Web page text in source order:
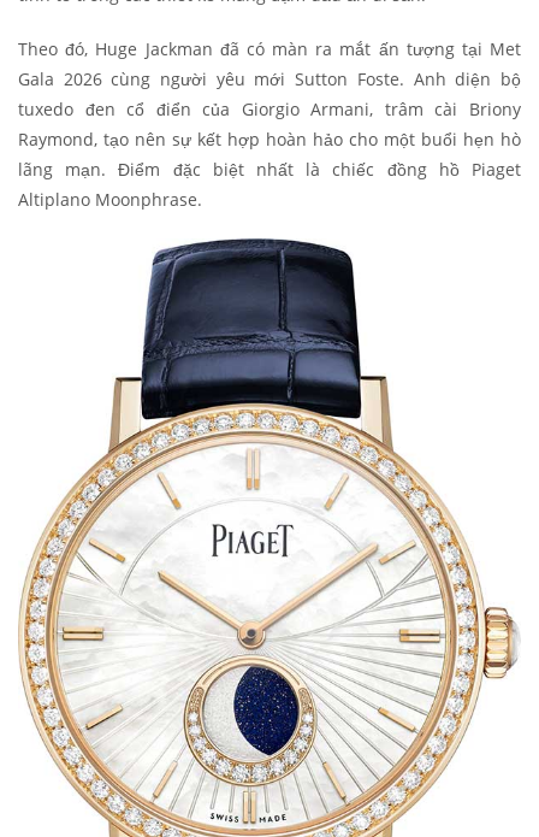
Theo đó, Huge Jackman đã có màn ra mắt ấn tượng tại Met
Gala 2026 cùng người yêu mới Sutton Foste. Anh diện bộ
tuxedo đen cổ điển của Giorgio Armani, trâm cài Briony
Raymond, tạo nên sự kết hợp hoàn hảo cho một buổi hẹn hò
lãng mạn. Điểm đặc biệt nhất là chiếc đồng hồ Piaget
Altiplano Moonphrase.